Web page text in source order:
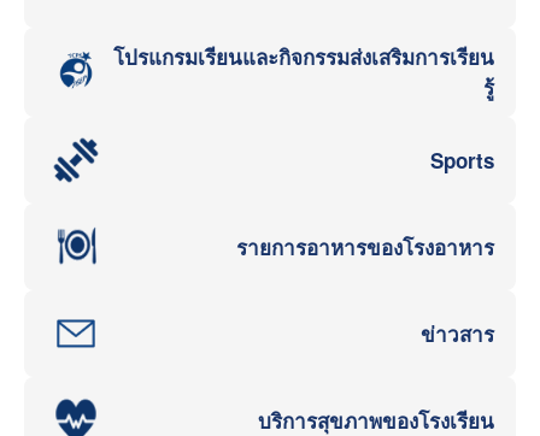
โปรแกรมเรียนและกิจกรรมส่งเสริมการเรียน
รู้
Sports
รายการอาหารของโรงอาหาร
ข่าวสาร
บริการสุขภาพของโรงเรียน